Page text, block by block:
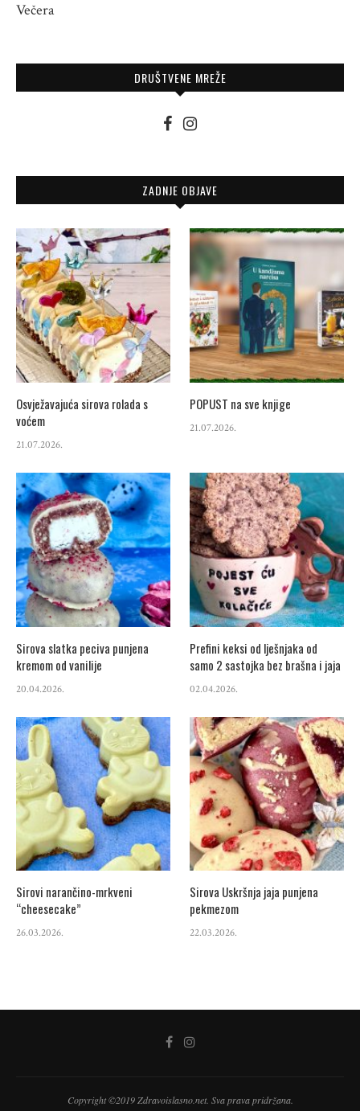
Večera
DRUŠTVENE MREŽE
ZADNJE OBJAVE
Osvježavajuća sirova rolada s
voćem
21.07.2026.
POPUST na sve knjige
21.07.2026.
Sirova slatka peciva punjena
kremom od vanilije
20.04.2026.
Prefini keksi od lješnjaka od
samo 2 sastojka bez brašna i jaja
02.04.2026.
Sirovi narančino-mrkveni
“cheesecake”
26.03.2026.
Sirova Uskršnja jaja punjena
pekmezom
22.03.2026.
Copyright ©2019 Zdravoislasno.net. Sva prava pridržana.